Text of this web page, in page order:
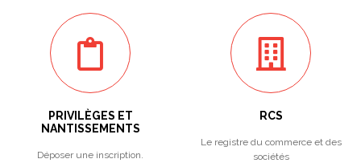
PRIVILÈGES ET
NANTISSEMENTS
Déposer une inscription.
RCS
Le registre du commerce et des
sociétés